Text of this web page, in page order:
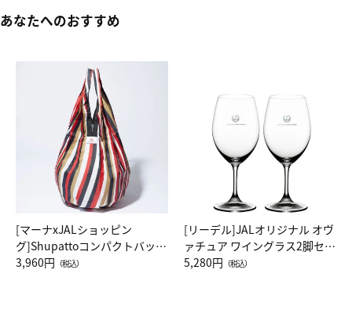
あなたへのおすすめ
[マーナxJALショッピン
グ]Shupattoコンパクトバッグ
Drop JAL客室乗務員（LC）ス
3,960円 （税込）
[リーデル]JALオリジナル オヴ
ァチュア ワイングラス2脚セッ
ト（レッドワイン）
5,280円 （税込）